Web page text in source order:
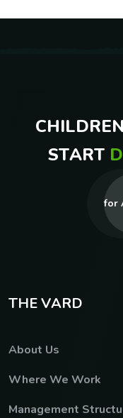
CHILDREN
START D
for
THEVARD
About Us
Where We Work
Management